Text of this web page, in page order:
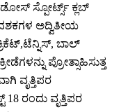
ಸ್ಪೋರ್ಟ್ಸ್ ಕ್ಲಬ್
ಅದ್ವಿತೀಯ
ಬಾಲ್
ಪ್ರೋತ್ಸಾಹಿಸುತ್ತ
ವೃತ್ತಿಪರ
18 ರಂದು ವೃತ್ತಿಪರ